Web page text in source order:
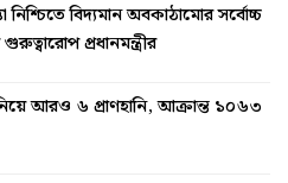
নিশ্চিতে বিদ্যমান অবকাঠামোর সর্বোচ্চ
প্রধানমন্ত্রীর
আরও ৬ প্রাণহানি, আক্রান্ত ১০৬৩